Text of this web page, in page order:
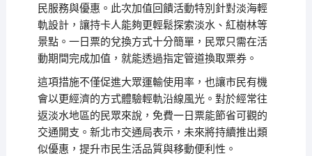
民服務與優惠。此次加值回饋活動特別針對淡海輕
軌設計，讓持卡人能夠更輕鬆探索淡水、紅樹林等
景點。一日票的兌換方式十分簡單，民眾只需在活
動期間完成加值，就能透過指定管道換取票券。
這項措施不僅促進大眾運輸使用率，也讓市民有機
會以更經濟的方式體驗輕軌沿線風光。對於經常往
返淡水地區的民眾來說，免費一日票能節省可觀的
交通開支。新北市交通局表示，未來將持續推出類
似優惠，提升市民生活品質與移動便利性。